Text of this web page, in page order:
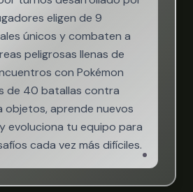
eligen de 9
únicos y combaten a
peligrosas llenas de
con Pokémon
de 40 batallas contra
objetos, aprende nuevos
evoluciona tu equipo para
cada vez más difíciles.